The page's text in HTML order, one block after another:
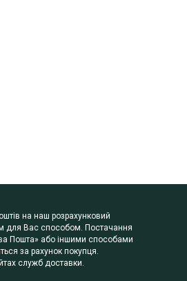
на наш розрахунковий
для Вас способом. Постачання
Пошта» або іншими способами
за рахунок покупця.
служб доставки.